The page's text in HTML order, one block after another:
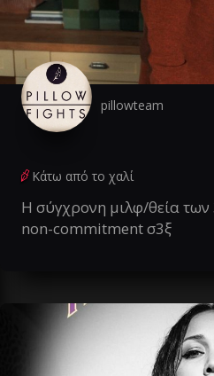
pillowteam
Κάτω από το χαλί
Η σύγχρονη μιλφ/θεία
non-commitment σ3ξ